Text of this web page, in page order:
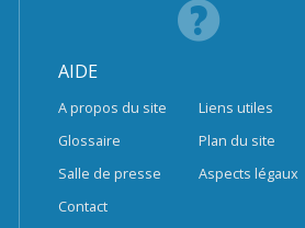
AIDE
A propos du site
Glossaire
Salle de presse
Contact
Liens utiles
Plan du site
Aspects légaux